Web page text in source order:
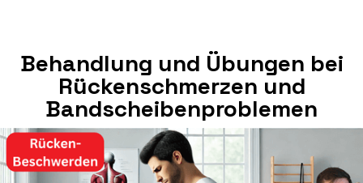
Behandlung und Übungen bei
Rückenschmerzen und
Bandscheibenproblemen